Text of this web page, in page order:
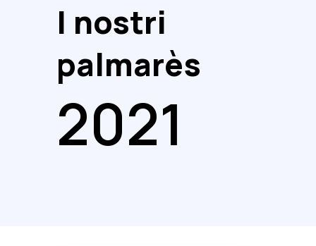
I nostri
palmarès
2021